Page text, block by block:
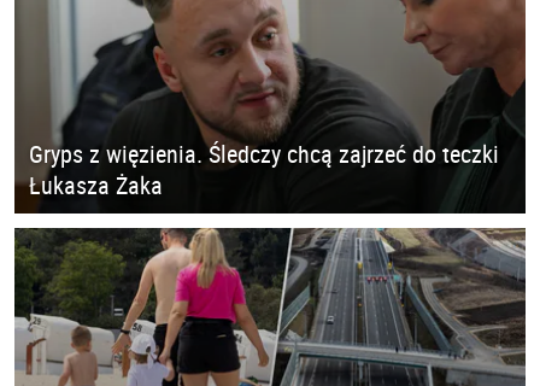
Gryps z więzienia. Śledczy chcą zajrzeć do teczki
Łukasza Żaka